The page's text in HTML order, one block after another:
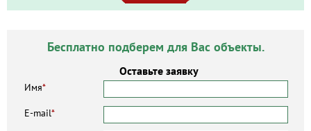
Бесплатно подберем для Вас объекты.
Оставьте заявку
Имя*
E-mail*